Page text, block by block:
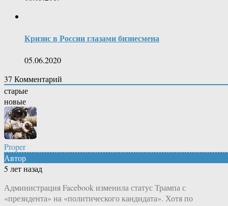
Кризис в России глазами бизнесмена
05.06.2020
37 Комментарий
старые
новые
Proper
Автор
5 лет назад
Администрация Facebook изменила статус Трампа с
«президента» на «политического кандидата». Хотя по